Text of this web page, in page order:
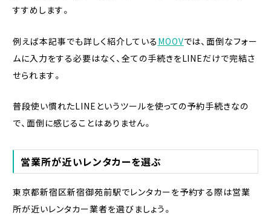
すすめします。
例えば本記事でも詳しく紹介している MOOVでは、面倒なフォー
ムに入力をする必要はなく、全ての手続きをLINEだけで完結さ
せられます。
普段使い慣れたLINEというツールを使っての予約手続きなの
で、面倒に感じることはありません。
営業所が近いレンタカーを選ぶ
東京都新宿区新宿御苑前駅でレンタカーを予約する際は営業
所が近いレンタカー業者を選びましょう。